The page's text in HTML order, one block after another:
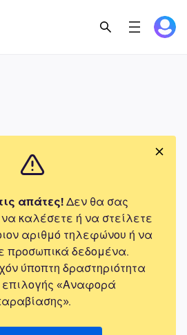
απάτες! Δεν θα σας
καλέσετε ή να στείλετε
αριθμό τηλεφώνου ή να
προσωπικά δεδομένα.
ύποπτη δραστηριότητα
επιλογής «Αναφορά